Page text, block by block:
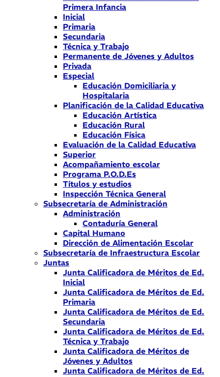
Primera Infancia
Inicial
Primaria
Secundaria
Técnica y Trabajo
Permanente de Jóvenes y Adultos
Privada
Especial
Educación Domiciliaria y
Hospitalaria
Planificación de la Calidad Educativa
Educación Artística
Educación Rural
Educación Física
Evaluación de la Calidad Educativa
Superior
Acompañamiento escolar
Programa P.O.D.Es
Títulos y estudios
Inspección Técnica General
Subsecretaría de Administración
Administración
Contaduría General
Capital Humano
Dirección de Alimentación Escolar
Subsecretaría de Infraestructura Escolar
Juntas
Junta Calificadora de Méritos de Ed.
Inicial
Junta Calificadora de Méritos de Ed.
Primaria
Junta Calificadora de Méritos de Ed.
Secundaria
Junta Calificadora de Méritos de Ed.
Técnica y Trabajo
Junta Calificadora de Méritos de
Jóvenes y Adultos
Junta Calificadora de Méritos de Ed.